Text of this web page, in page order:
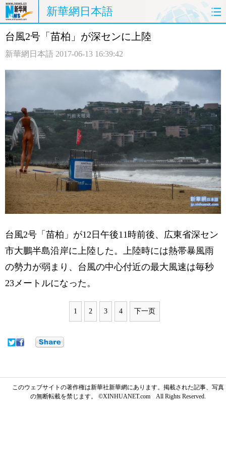
新華網日本語
ホームページ 政治
中日対訳
台風2号「苗柏」が深センに上陸
新華網日本語 2017-06-13 16:39:42
台風2号「苗柏」が12日午後11時前後、広東省深セン
市大鵬半島沿岸に上陸した。上陸時には熱帯暴風雨
の勢力が弱まり、台風の中心付近の最大風速は毎秒
23メートルになった。
1 2 3 4 下一页
このウェブサイトの著作権は新華社新華網にあります。掲載された記事、写真
の無断転載を禁じます。 ©XINHUANET.com All Rights Reserved.